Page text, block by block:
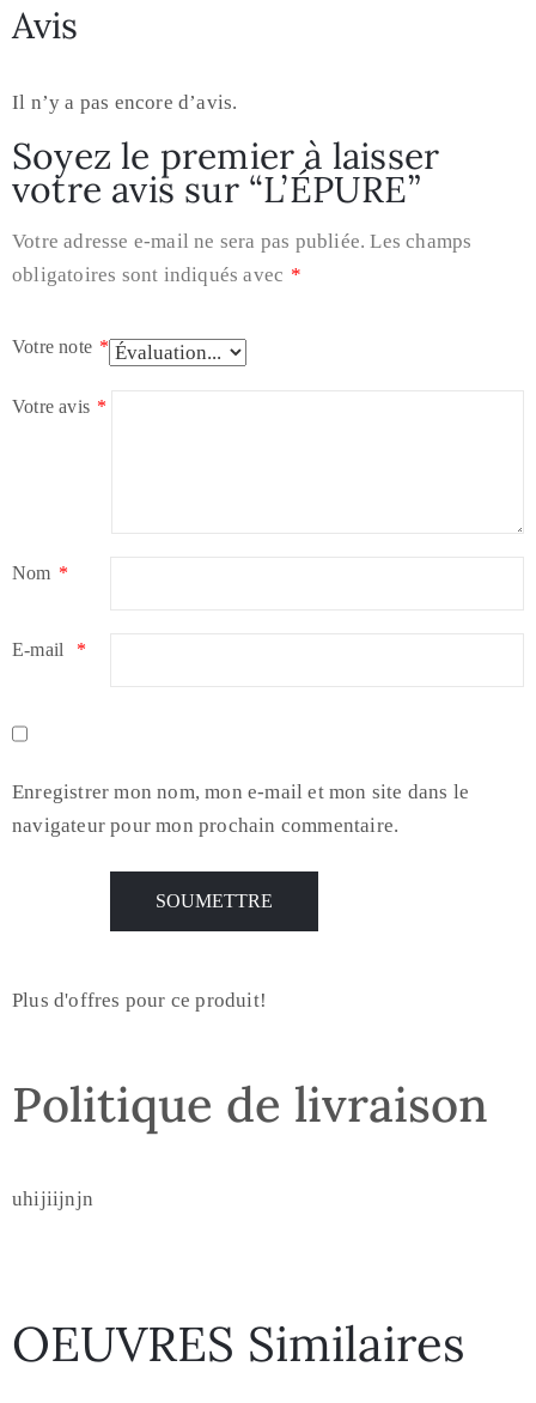
Avis
Il n’y a pas encore d’avis.
Soyez le premier à laisser
votre avis sur “L’ÉPURE”
Votre adresse e-mail ne sera pas publiée. Les champs
obligatoires sont indiqués avec *
Votre note *
Votre avis *
Nom *
E-mail *
Enregistrer mon nom, mon e-mail et mon site dans le
navigateur pour mon prochain commentaire.
Plus d'offres pour ce produit!
Politique de livraison
uhijiijnjn
OEUVRES Similaires